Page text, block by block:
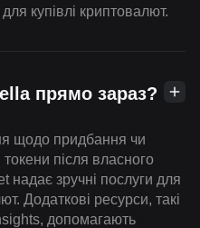
купівлі криптовалют.
прямо зараз?
щодо придбання чи
після власного
надає зручні послуги для
Додаткові ресурси, такі
допомагають